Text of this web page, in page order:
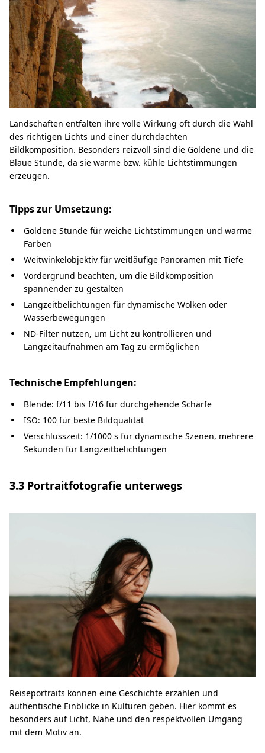
Landschaften entfalten ihre volle Wirkung oft durch die Wahl
des richtigen Lichts und einer durchdachten
Bildkomposition. Besonders reizvoll sind die Goldene und die
Blaue Stunde, da sie warme bzw. kühle Lichtstimmungen
erzeugen.
Tipps zur Umsetzung:
Goldene Stunde für weiche Lichtstimmungen und warme
Farben
Weitwinkelobjektiv für weitläufige Panoramen mit Tiefe
Vordergrund beachten, um die Bildkomposition
spannender zu gestalten
Langzeitbelichtungen für dynamische Wolken oder
Wasserbewegungen
ND-Filter nutzen, um Licht zu kontrollieren und
Langzeitaufnahmen am Tag zu ermöglichen
Technische Empfehlungen:
Blende: f/11 bis f/16 für durchgehende Schärfe
ISO: 100 für beste Bildqualität
Verschlusszeit: 1/1000 s für dynamische Szenen, mehrere
Sekunden für Langzeitbelichtungen
3.3 Portraitfotografie unterwegs
Reiseportraits können eine Geschichte erzählen und
authentische Einblicke in Kulturen geben. Hier kommt es
besonders auf Licht, Nähe und den respektvollen Umgang
mit dem Motiv an.